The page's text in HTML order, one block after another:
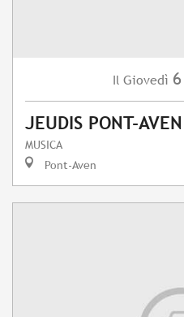
Il Giovedì 6
JEUDIS PONT-
MUSICA
Pont-Aven